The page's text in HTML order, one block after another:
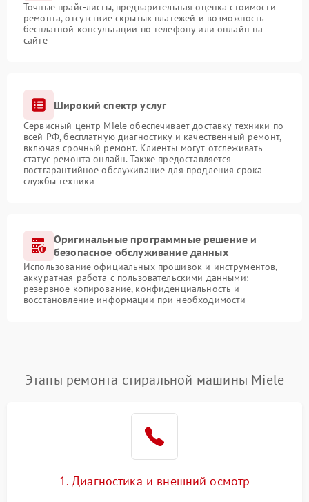
Точные прайс-листы, предварительная оценка стоимости
ремонта, отсутствие скрытых платежей и возможность
бесплатной консультации по телефону или онлайн на
сайте
Широкий спектр услуг
Сервисный центр Miele обеспечивает доставку техники по
всей РФ, бесплатную диагностику и качественный ремонт,
включая срочный ремонт. Клиенты могут отслеживать
статус ремонта онлайн. Также предоставляется
постгарантийное обслуживание для продления срока
службы техники
Оригинальные программные решение и
безопасное обслуживание данных
Использование официальных прошивок и инструментов,
аккуратная работа с пользовательскими данными:
резервное копирование, конфиденциальность и
восстановление информации при необходимости
Этапы ремонта стиральной машины Miele
1. Диагностика и внешний осмотр